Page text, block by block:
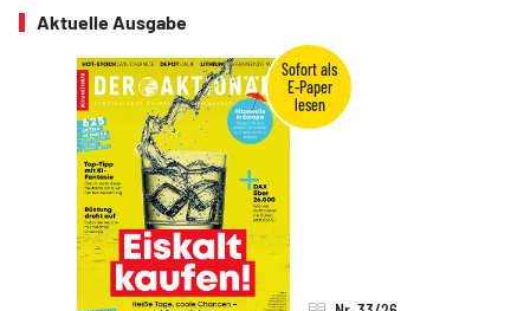
Aktuelle Ausgabe